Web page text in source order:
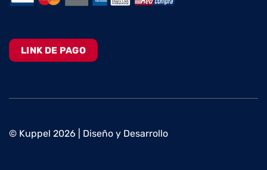
LINK DE PAGO
© Kuppel 2026 | Diseño y Desarrollo